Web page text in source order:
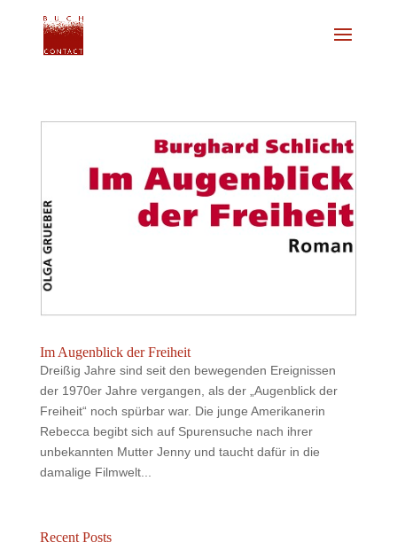
Im Augenblick der Freiheit
Dreißig Jahre sind seit den bewegenden Ereignissen
der 1970er Jahre vergangen, als der „Augenblick der
Freiheit“ noch spürbar war. Die junge Amerikanerin
Rebecca begibt sich auf Spurensuche nach ihrer
unbekannten Mutter Jenny und taucht dafür in die
damalige Filmwelt...
Recent Posts